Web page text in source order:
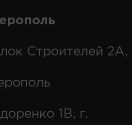
Строителей 2А,
1В, г.